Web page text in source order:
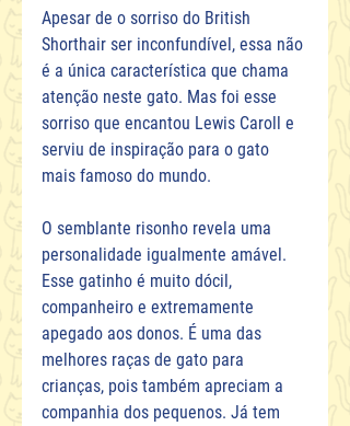
Apesar de o sorriso do British
Shorthair ser inconfundível, essa não
é a única característica que chama
atenção neste gato. Mas foi esse
sorriso que encantou Lewis Caroll e
serviu de inspiração para o gato
mais famoso do mundo.
O semblante risonho revela uma
personalidade igualmente amável.
Esse gatinho é muito dócil,
companheiro e extremamente
apegado aos donos. É uma das
melhores raças de gato para
crianças, pois também apreciam a
companhia dos pequenos. Já tem